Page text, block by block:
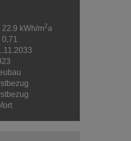
22.9 kWh/m2a